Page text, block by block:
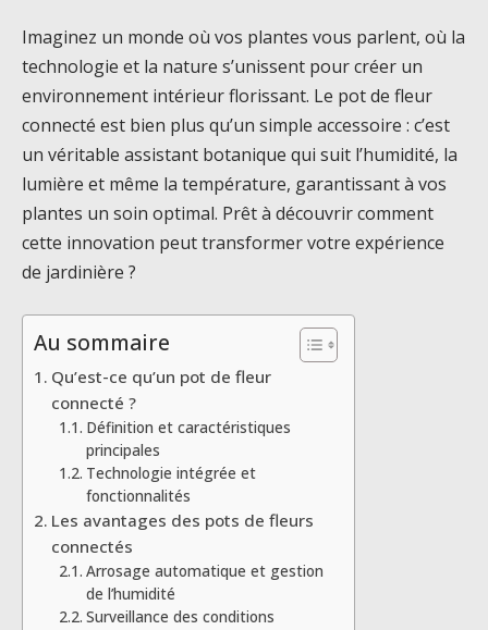
Imaginez un monde où vos plantes vous parlent, où la
technologie et la nature s’unissent pour créer un
environnement intérieur florissant. Le pot de fleur
connecté est bien plus qu’un simple accessoire : c’est
un véritable assistant botanique qui suit l’humidité, la
lumière et même la température, garantissant à vos
plantes un soin optimal. Prêt à découvrir comment
cette innovation peut transformer votre expérience
de jardinière ?
Au sommaire
Qu’est-ce qu’un pot de fleur
connecté ?
Définition et caractéristiques
principales
Technologie intégrée et
fonctionnalités
Les avantages des pots de fleurs
connectés
Arrosage automatique et gestion
de l’humidité
Surveillance des conditions